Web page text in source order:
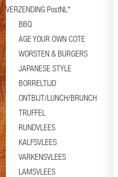
VERZENDING PostNL*
BBQ
AGE YOUR OWN COTE
WORSTEN & BURGERS
JAPANESE STYLE
BORRELTIJD
ONTBIJT/LUNCH/BRUNCH
TRUFFEL
RUNDVLEES
KALFSVLEES
VARKENSVLEES
LAMSVLEES